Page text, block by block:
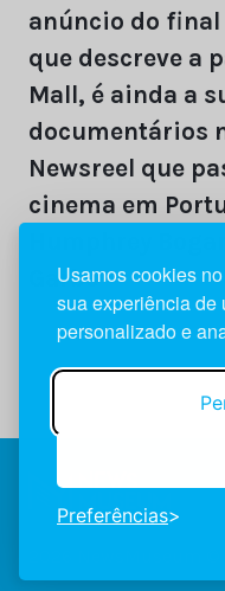
Usamos cookies
sua experiência de
personalizado e
Preferências
anúncio do final
que descreve a
Mall, é ainda a
documentários
Newsreel que
cinema em
Garbo​